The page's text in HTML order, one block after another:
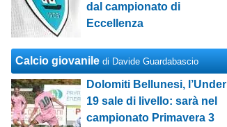
dal campionato di
Eccellenza
Calcio giovanile di Davide Guardabascio
Dolomiti Bellunesi, l’Under
19 sale di livello: sarà nel
campionato Primavera 3